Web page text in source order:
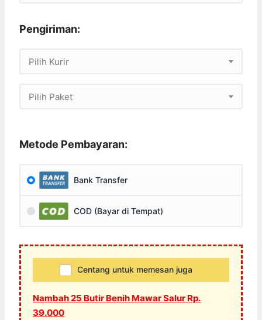
Pengiriman:
Pilih Kurir
Pilih Paket
Metode Pembayaran:
Bank Transfer
COD (Bayar di Tempat)
Centang untuk memesan juga
Nambah 25 Butir Benih Mawar Salur Rp.
39.000